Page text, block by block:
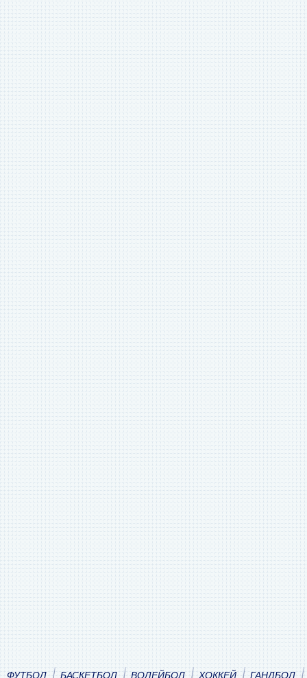
ФУТБОЛ БАСКЕТБОЛ ВОЛЕЙБОЛ ХОККЕЙ ГАНДБОЛ